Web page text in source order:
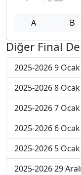
A B
Diğer Final
2025-2026 9 Ocak
2025-2026 8 Ocak
2025-2026 7 Ocak
2025-2026 6 Ocak
2025-2026 5 Ocak
2025-2026 29